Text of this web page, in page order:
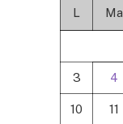
L Ma
3 4
10 11